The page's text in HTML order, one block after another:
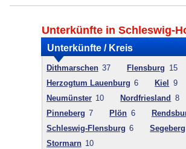
Unterkünfte in Schleswig-
Unterkünfte / Kreis
Dithmarschen 37 Flensburg 15
Herzogtum Lauenburg 6 Kiel 9
Neumünster 10 Nordfriesland 8
Pinneberg 7 Plön 6
Schleswig-Flensburg 6 Segeberg
Stormarn 10